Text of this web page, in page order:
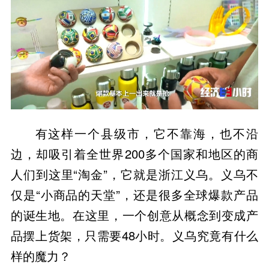
有这样一个县级市，它不靠海，也不沿
边，却吸引着全世界200多个国家和地区的商
人们到这里“淘金”，它就是浙江义乌。义乌不
仅是“小商品的天堂”，还是很多全球爆款产品
的诞生地。在这里，一个创意从概念到变成产
品摆上货架，只需要48小时。义乌究竟有什么
样的魔力？